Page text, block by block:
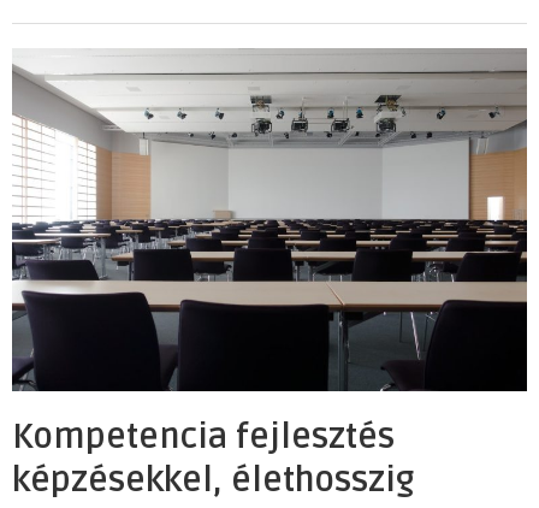
Kompetencia fejlesztés
képzésekkel, élethosszig